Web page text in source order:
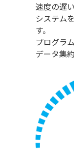
速度の遅
システム
す。
プログラ
データ集